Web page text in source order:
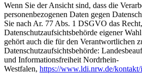
Wenn Sie der Ansicht sind, dass die
personenbezogenen Daten gegen
Sie nach Ar. 77 Abs. 1 DSGVO das
Datenschutzaufsichtsbehörde eigener
gehört auch die für den Verantwortlichen
Datenschutzaufsichtsbehörde:
und Informationsfreiheit Nordrhein-
Westfalen, https://www.ldi.nrw.de/kontakt/